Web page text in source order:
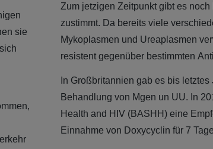
sie
Zum jetzigen Zeitpunkt gibt es
zustimmt. Da bereits viele
Mykoplasmen und Ureaplasmen
resistent gegenüber bestimmten
In Großbritannien gab es bis
Behandlung von Mgen un UU. In
Health and HIV (BASHH) eine
Einnahme von Doxycyclin für 7